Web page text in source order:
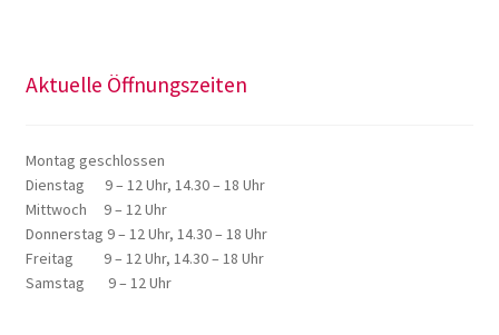
Aktuelle Öffnungszeiten
Montag geschlossen
Dienstag 9 – 12 Uhr, 14.30 – 18 Uhr
Mittwoch 9 – 12 Uhr
Donnerstag 9 – 12 Uhr, 14.30 – 18 Uhr
Freitag 9 – 12 Uhr, 14.30 – 18 Uhr
Samstag 9 – 12 Uhr